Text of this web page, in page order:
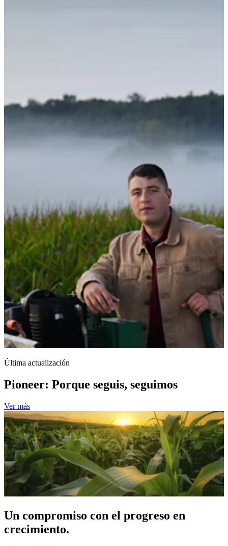
Última actualización
Pioneer: Porque seguis, seguimos
Ver más
Un compromiso con el progreso en
crecimiento.